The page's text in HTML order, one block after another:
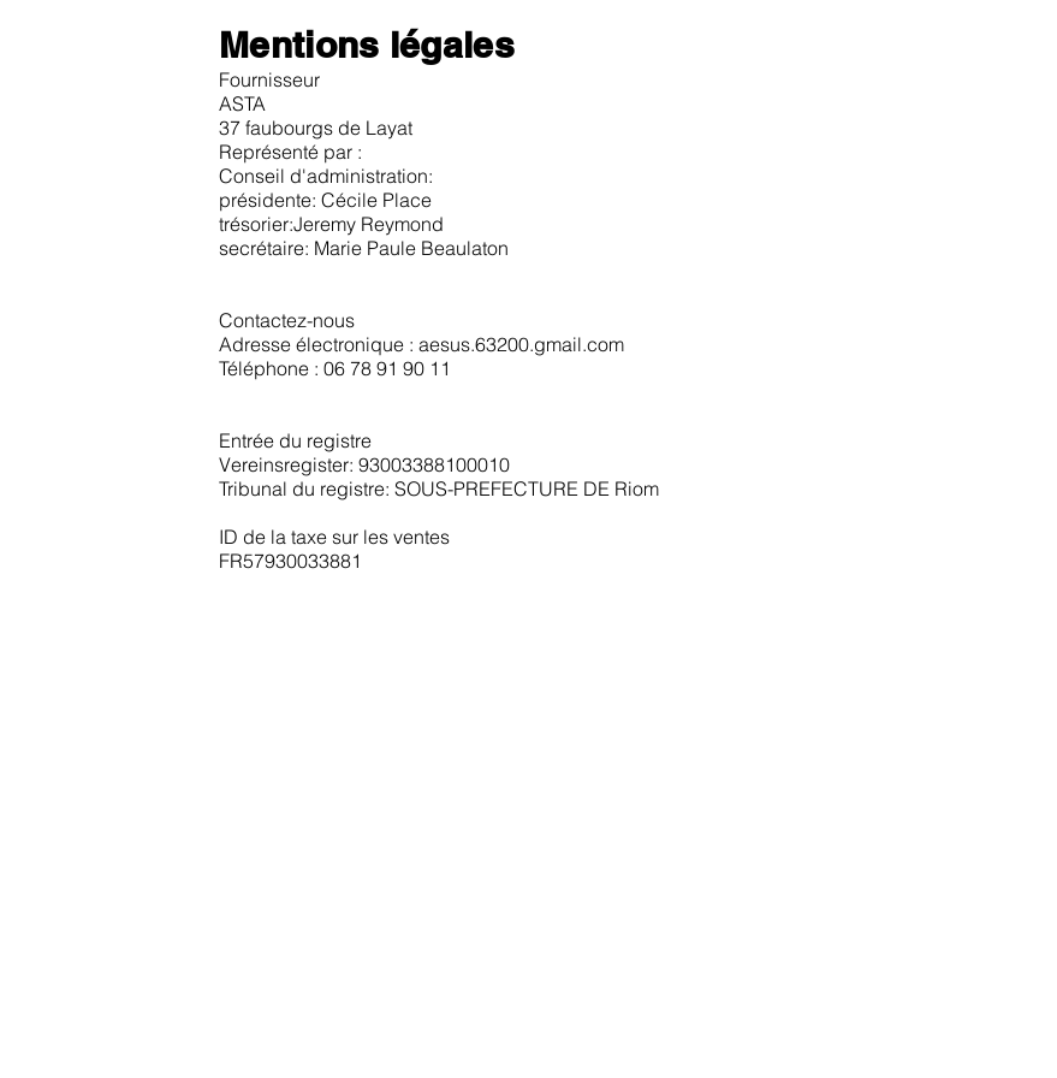
Mentions légales
Fournisseur
ASTA
37 faubourgs de Layat
Représenté par :
Conseil d'administration:
présidente: Cécile Place
trésorier:Jeremy Reymond
secrétaire: Marie Paule Beaulaton
Contactez-nous
Adresse électronique : aesus.63200.gmail.com
Téléphone : 06 78 91 90 11
Entrée du registre
Vereinsregister: 93003388100010
Tribunal du registre: SOUS-PREFECTURE DE Riom
ID de la taxe sur les ventes
FR57930033881